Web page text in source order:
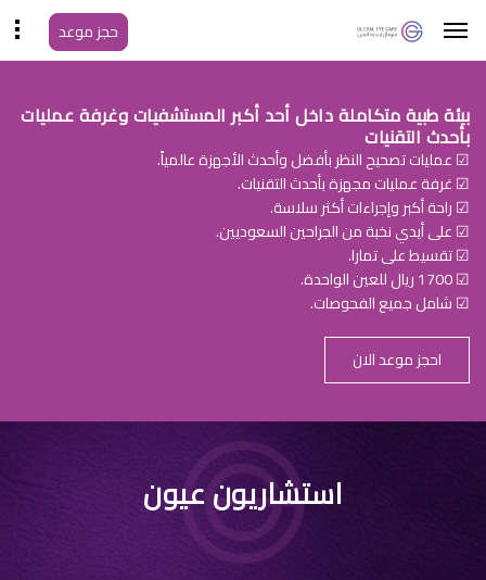
حجز موعد
بيئة طبية متكاملة داخل أحد أكبر المستشفيات وغرفة عمليات
بأحدث التقنيات
☑ عمليات تصحيح النظر بأفضل وأحدث الأجهزة عالمياً.
☑ غرفة عمليات مجهزة بأحدث التقنيات.
☑ راحة أكبر وإجراءات أكثر سلاسة.
☑ على أيدي نخبة من الجراحين السعوديين.
☑ تقسيط على تمارا.
☑ 1700 ريال للعين الواحدة.
☑ شامل جميع الفحوصات.
احجز موعد الان
استشاريون عيون